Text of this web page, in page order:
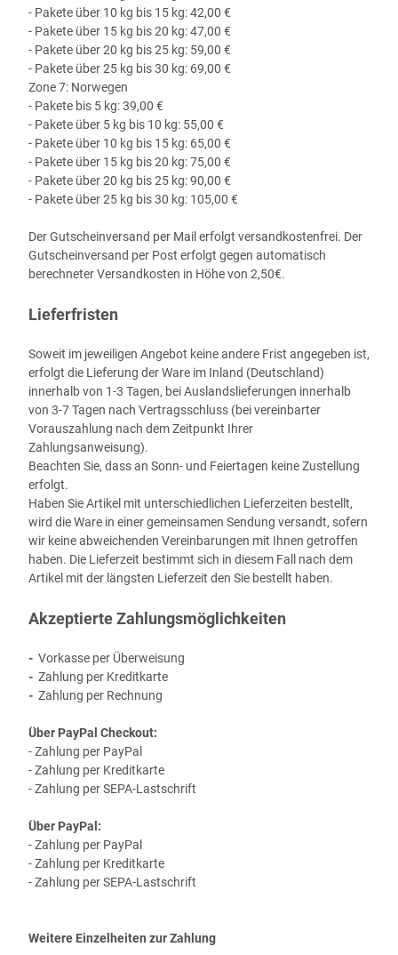
- Pakete über 10 kg bis 15 kg: 42,00 €
- Pakete über 15 kg bis 20 kg: 47,00 €
- Pakete über 20 kg bis 25 kg: 59,00 €
- Pakete über 25 kg bis 30 kg: 69,00 €
Zone 7: Norwegen
- Pakete bis 5 kg: 39,00 €
- Pakete über 5 kg bis 10 kg: 55,00 €
- Pakete über 10 kg bis 15 kg: 65,00 €
- Pakete über 15 kg bis 20 kg: 75,00 €
- Pakete über 20 kg bis 25 kg: 90,00 €
- Pakete über 25 kg bis 30 kg: 105,00 €
Der Gutscheinversand per Mail erfolgt versandkostenfrei. Der
Gutscheinversand per Post erfolgt gegen automatisch
berechneter Versandkosten in Höhe von 2,50€.
Lieferfristen
Soweit im jeweiligen Angebot keine andere Frist angegeben ist,
erfolgt die Lieferung der Ware im Inland (Deutschland)
innerhalb von 1-3 Tagen, bei Auslandslieferungen innerhalb
von 3-7 Tagen nach Vertragsschluss (bei vereinbarter
Vorauszahlung nach dem Zeitpunkt Ihrer
Zahlungsanweisung).
Beachten Sie, dass an Sonn- und Feiertagen keine Zustellung
erfolgt.
Haben Sie Artikel mit unterschiedlichen Lieferzeiten bestellt,
wird die Ware in einer gemeinsamen Sendung versandt, sofern
wir keine abweichenden Vereinbarungen mit Ihnen getroffen
haben. Die Lieferzeit bestimmt sich in diesem Fall nach dem
Artikel mit der längsten Lieferzeit den Sie bestellt haben.
Akzeptierte Zahlungsmöglichkeiten
- Vorkasse per Überweisung
- Zahlung per Kreditkarte
- Zahlung per Rechnung
Über PayPal Checkout:
- Zahlung per PayPal
- Zahlung per Kreditkarte
- Zahlung per SEPA-Lastschrift
Über PayPal:
- Zahlung per PayPal
- Zahlung per Kreditkarte
- Zahlung per SEPA-Lastschrift
Weitere Einzelheiten zur Zahlung